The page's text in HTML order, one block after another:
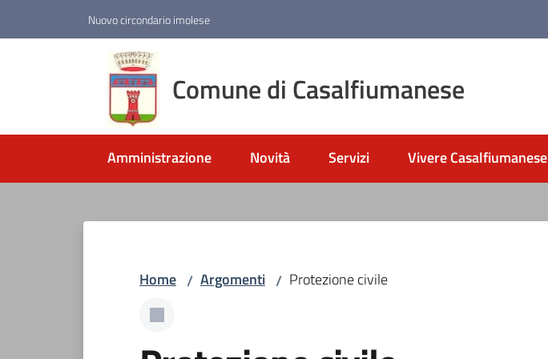
Nuovo circondario imolese
Comune di Casalfiumanese
Amministrazione Novità Servizi Vivere Casalfiumanese
Home / Argomenti / Protezione civile